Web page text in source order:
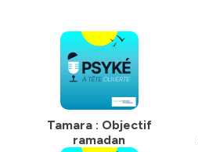
Tamara : Objectif
ramadan